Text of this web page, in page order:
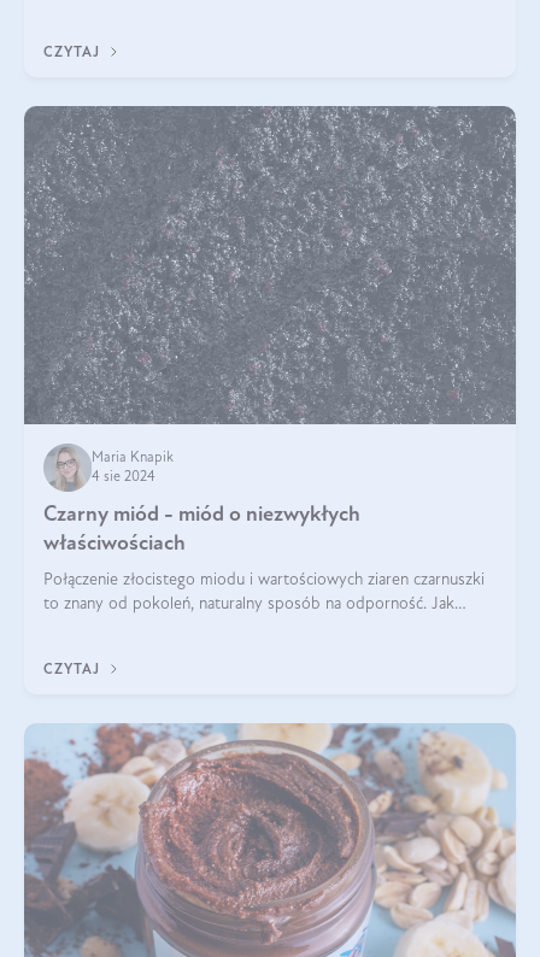
CZYTAJ
Maria Knapik
4 sie 2024
Czarny miód - miód o niezwykłych
właściwościach
Połączenie złocistego miodu i wartościowych ziaren czarnuszki
to znany od pokoleń, naturalny sposób na odporność. Jak
CZYTAJ